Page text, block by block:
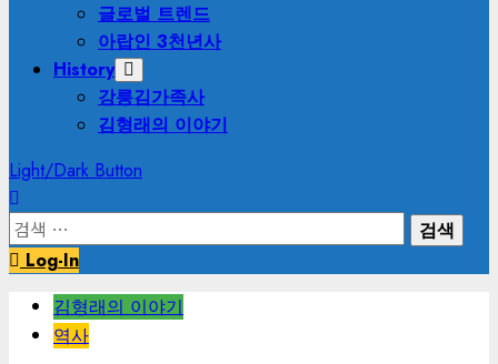
글로벌 트렌드
아랍인 3천년사
History
강릉김가족사
김형래의 이야기
Light/Dark Button
검
색:Log-In
김형래의 이야기
역사